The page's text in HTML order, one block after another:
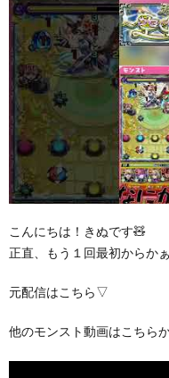
こんにちは！きぬです🧸
正直、もう１回最初からか
元配信はこちら▽
他のモンスト動画はこちら